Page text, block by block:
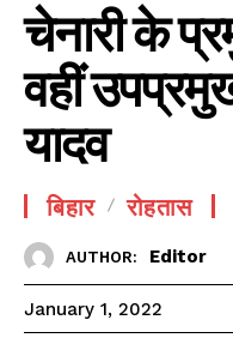
HOME
BIHAR
JHARKHAND
UTTAR PRADESH
MADHYA PRADESH
INTERNATIONAL
NATIONAL NEWS
CRIME NEWS
चेनारी के
वहीं
यादव
बिहार रोहतास
AUTHOR: Editor
January 1, 2022